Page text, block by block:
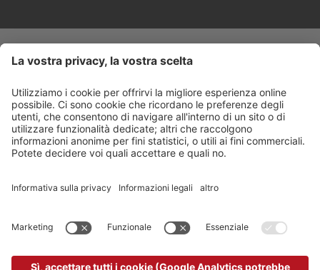
Informativa privacy
Dichiarazione di accessibilità